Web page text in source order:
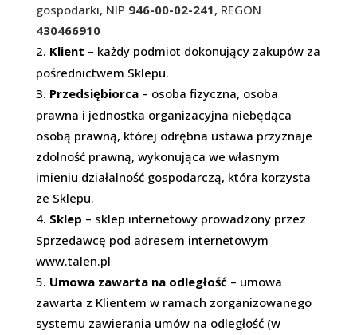
gospodarki, NIP 946-00-02-241, REGON
430466910
Klient – każdy podmiot dokonujący zakupów za
pośrednictwem Sklepu.
Przedsiębiorca – osoba fizyczna, osoba
prawna i jednostka organizacyjna niebędąca
osobą prawną, której odrębna ustawa przyznaje
zdolność prawną, wykonująca we własnym
imieniu działalność gospodarczą, która korzysta
ze Sklepu.
Sklep – sklep internetowy prowadzony przez
Sprzedawcę pod adresem internetowym
www.talen.pl
Umowa zawarta na odległość – umowa
zawarta z Klientem w ramach zorganizowanego
systemu zawierania umów na odległość (w